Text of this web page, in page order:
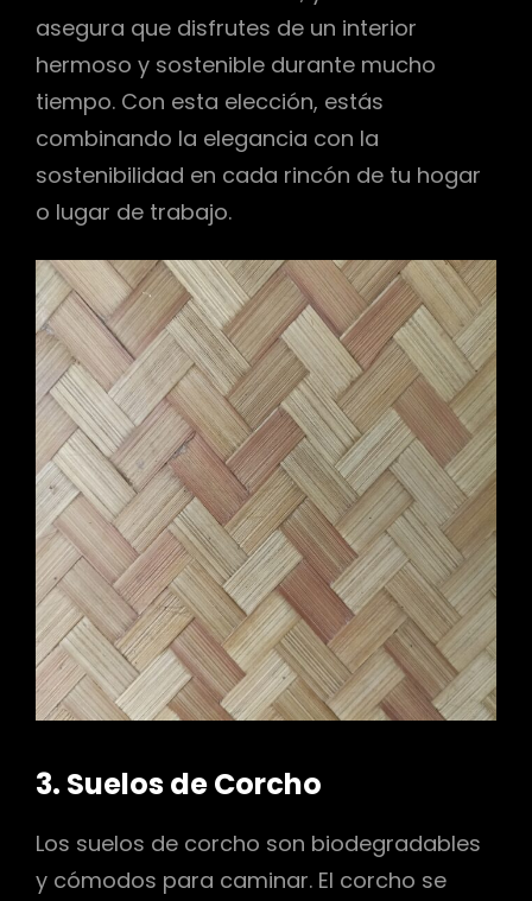
asegura que disfrutes de un interior
hermoso y sostenible durante mucho
tiempo. Con esta elección, estás
combinando la elegancia con la
sostenibilidad en cada rincón de tu hogar
o lugar de trabajo.
3. Suelos de Corcho
Los suelos de corcho son biodegradables
y cómodos para caminar. El corcho se